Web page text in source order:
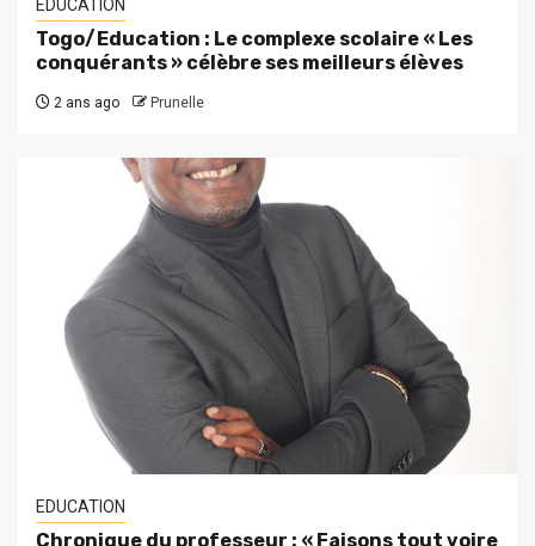
EDUCATION
Togo/Education : Le complexe scolaire « Les
conquérants » célèbre ses meilleurs élèves
2 ans ago Prunelle
EDUCATION
Chronique du professeur : « Faisons tout voire